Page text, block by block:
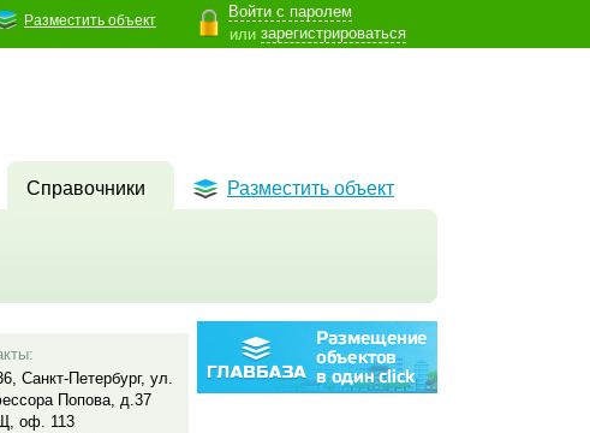
Войти с паролем
или зарегистрироваться
Разместить объект
Справочники Разместить объект
Санкт-Петербург, ул.
Попова, д.37
оф. 113